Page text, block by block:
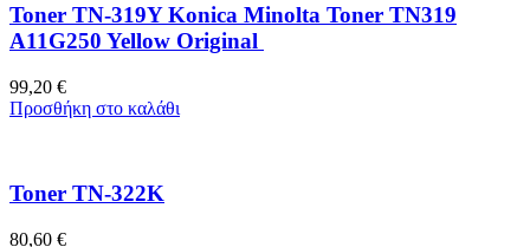
Toner TN-319Y Konica Minolta Toner TN319
A11G250 Yellow Original
99,20 €
Προσθήκη στο καλάθι
Toner TN-322K
80,60 €